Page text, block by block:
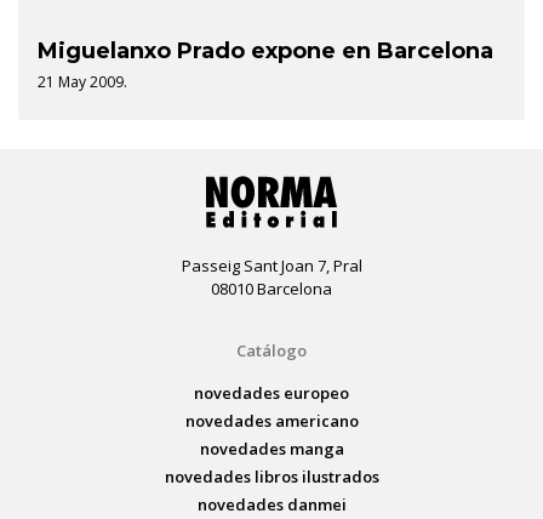
Miguelanxo Prado expone en Barcelona
21 May 2009.
Passeig Sant Joan 7, Pral
08010 Barcelona
Catálogo
novedades europeo
novedades americano
novedades manga
novedades libros ilustrados
novedades danmei